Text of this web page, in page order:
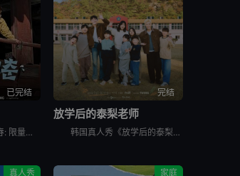
已完结
韩国综艺节目《花样青春: 限量版》的妙趣在于突发旅行。突然告诉出演者去旅行的日程，出演者带着制作组原封不动地给的每人10万韩元经费，于2026年2月24日通过频道十五夜直播被绑架到旅行地。出演人员是郑
完结
放学后的泰梨老师
韩国真人秀《放学后的泰梨老师》讲述的，是金泰梨成为某乡村小学的戏剧班老师，给学生们上戏剧课的节目。 成为充满热情的演技老师金泰梨和可爱学生们展开的特别旅程，将为观众带来纯真的笑容和感动。
真人秀 家庭